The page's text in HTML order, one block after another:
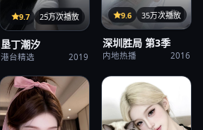
107分钟
9.7 25万次播放
垦丁潮汐
港台精选 2019
32集
9.6 35万次播放
深圳胜局 第3季
内地热播 2016